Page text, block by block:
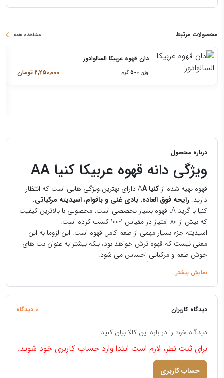
محصولات مرتبط مشاهده همه
دان قهوه عربیکا السالوادور
وزن 500 گرم 2,250,000 تومان
درباره محصول
ویژگی دانه قهوه عربیکا کنیا AA
قهوه تهیه شده ازکنیاA
A
دارای بهترین ویژگی هایی است که انتظار
دارید: رایحه فوق العاده، بادی غنی و باقوام، اسیدیته مرکباتی.
کنیا با گرید A، قهوه بسیار تخصصی است، محصولی با بالاترین کیفیت
که بیش از 80 امتیاز در مقیاس 1-100 کسب کرده است.
اسیدیته جزء بسیار مهمی از طعم کامل قهوه است. این لزوما به این
معنی نیست که قهوه ترش خواهد بود، بلکه بیشتر به عنوان نت های
خوش طعم و مرکباتی احساس می شود.
درباره عربیکا کنیا AA
در سراسر محدوده سنترال هایلند، شامل محدوده Aberdaire،
Nanyuki، Nyahururu، Nyeri، و کوه کنیا، نوک های برنزی SL34 و
سبز زرد روشن SL28 در سراسر مزارع و املاک موج می زند.
خود را با قله دامنه‌های کوهی که در آن رشد می‌کند مشترک است،
به تدریج در حال تجاوز هستند. ارتفاع بالاتر آب و هوای خنک تری را
برای رشد فراهم می کند و خاک غنی برای تولید چای و قهوه و
دیدگاه کاربران 0 دیدگاه
دیدگاه خود را در باره این کالا بیان کنید
برای ثبت نظر، لازم است ابتدا وارد حساب کاربری خود شوید.
حساب کاربری